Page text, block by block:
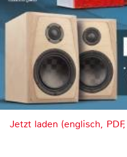
Jetzt laden (englisch,